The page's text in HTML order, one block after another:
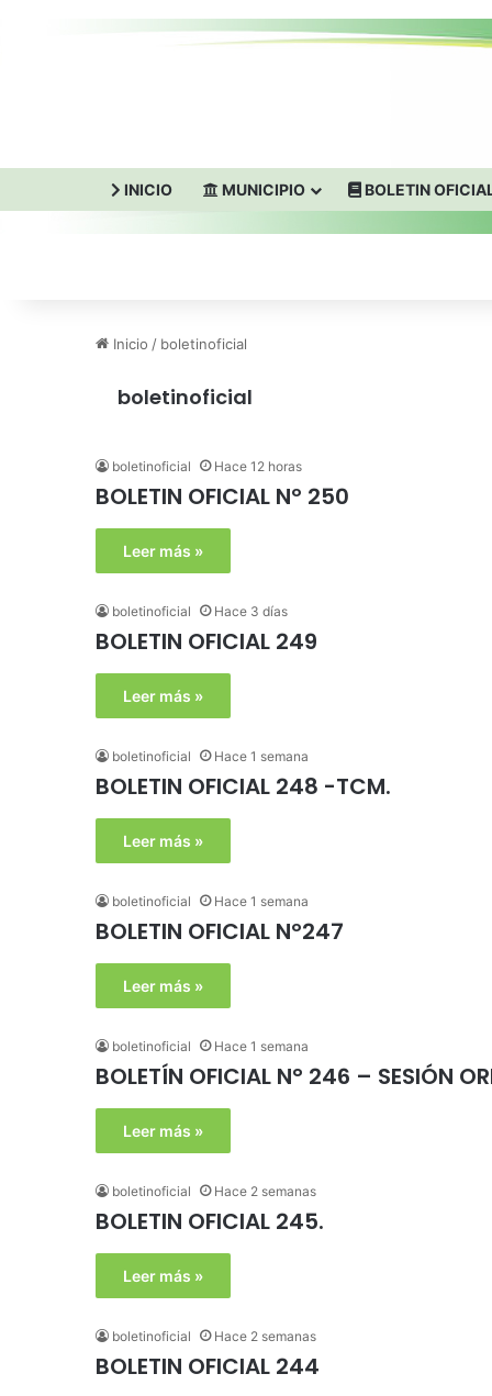
INICIO MUNICIPIO BOLETIN
Inicio / boletinoficial
boletinoficial
boletinoficial Hace 12 horas
BOLETIN OFICIAL Nº 250
Leer más »
boletinoficial Hace 3 días
BOLETIN OFICIAL 249
Leer más »
boletinoficial Hace 1 semana
BOLETIN OFICIAL 248 -TCM.
Leer más »
boletinoficial Hace 1 semana
BOLETIN OFICIAL Nº247
Leer más »
boletinoficial Hace 1 semana
BOLETÍN OFICIAL N° 246 – SESIÓN
Leer más »
boletinoficial Hace 2 semanas
BOLETIN OFICIAL 245.
Leer más »
boletinoficial Hace 2 semanas
BOLETIN OFICIAL 244